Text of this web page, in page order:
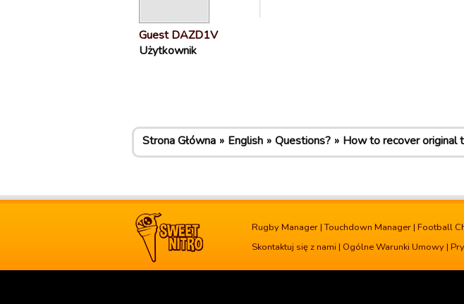
Guest DAZD1V
Użytkownik
Strona Główna English Questions? How to recover original
Rugby Manager |Touchdown Manager | Football
Skontaktuj się z nami | Ogólne Warunki Umowy |